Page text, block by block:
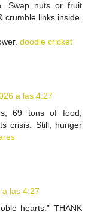
Swap nuts or fruit
crumble links inside.
doodle cricket
a las 4:27
69 tons of food,
crisis. Still, hunger
las 4:27
hearts.” THANK